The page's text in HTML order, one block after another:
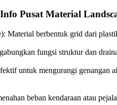
Pusat Material
Material berbentuk grid dari
fungsi struktur dan
untuk mengurangi genangan
beban kendaraan atau